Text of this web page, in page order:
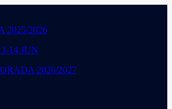
2025/2026
14 JUN
2026/2027